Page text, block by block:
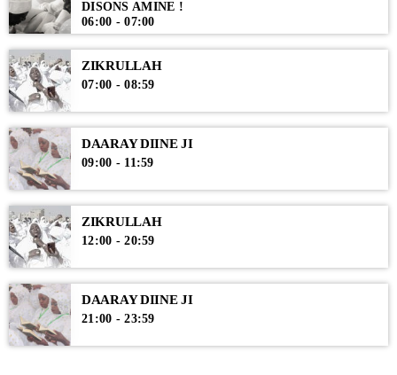
DISONS AMINE !
06:00 - 07:00
ZIKRULLAH
07:00 - 08:59
DAARAY DIINE JI
09:00 - 11:59
ZIKRULLAH
12:00 - 20:59
DAARAY DIINE JI
21:00 - 23:59